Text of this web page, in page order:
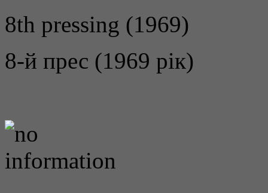
8th pressing (1969)
8-й прес (1969 рік)